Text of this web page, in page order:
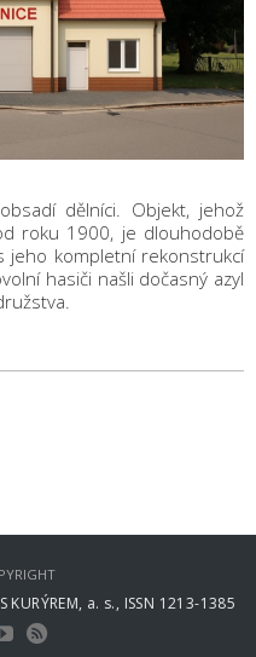
dělníci. Objekt, jehož
roku 1900, je dlouhodobě
jeho kompletní rekonstrukcí
hasiči našli dočasný azyl
KURÝREM, a. s., ISSN 1213-1385